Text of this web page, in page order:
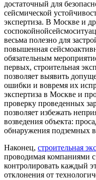
достаточный для
сейсмической
экспертиза. В Москве и
весьма полезно для
повышенная
обязательным
первых, строительная
позволяет выявить
ошибки и вовремя их
экспертиза в Москве и
проверку проведенных
позволяет избежать
возведения объекта:
обнаружения подземных
Наконец, строительная
проводимая компаниями
контролировать каждый
отклонения от